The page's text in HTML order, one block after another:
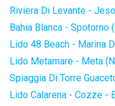
Riviera Di Levante -
Bahia Blanca - Spotorno
Lido 48 Beach - Marina
Lido Metamare - Meta
Spiaggia Di Torre
Lido Calarena - Cozze -